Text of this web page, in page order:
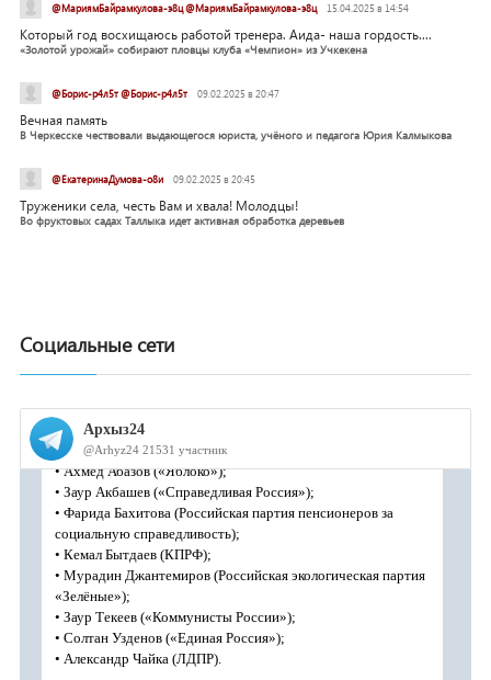
@МариямБайрамкулова-э8ц @МариямБайрамкулова-э8ц 15.04.2025 в 14:54
Который год восхищаюсь работой тренера. Аида- наша гордость....
«Золотой урожай» собирают пловцы клуба «Чемпион» из Учкекена
@Борис-р4л5т @Борис-р4л5т 09.02.2025 в 20:47
Вечная память
В Черкесске чествовали выдающегося юриста, учёного и педагога Юрия Калмыкова
@ЕкатеринаДумова-о8и 09.02.2025 в 20:45
Труженики села, честь Вам и хвала! Молодцы!
Во фруктовых садах Таллыка идет активная обработка деревьев
Социальные сети